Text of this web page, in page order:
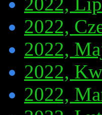
2022,
2022,
2022,
2022,